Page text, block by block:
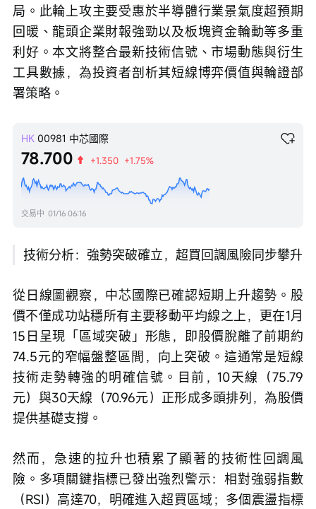
局。此輪上攻主要受惠於半導體行業景氣度超預期
回暖、龍頭企業財報強勁以及板塊資金輪動等多重
利好。本文將整合最新技術信號、市場動態與衍生
工具數據，為投資者剖析其短線博弈價值與輪證部
署策略。
HK 00981 中芯國際
78.700 +1.350 +1.75%
交易中 01/16 06:16
技術分析：強勢突破確立，超買回調風險同步攀升
從日線圖觀察，中芯國際已確認短期上升趨勢。股
價不僅成功站穩所有主要移動平均線之上，更在1月
15日呈現「區域突破」形態，即股價脫離了前期約
74.5元的窄幅盤整區間，向上突破。這通常是短線
技術走勢轉強的明確信號。目前，10天線（75.79
元）與30天線（70.96元）正形成多頭排列，為股價
提供基礎支撐。
然而，急速的拉升也積累了顯著的技術性回調風
險。多項關鍵指標已發出強烈警示：相對強弱指數
（RSI）高達70，明確進入超買區域；多個震盪指標